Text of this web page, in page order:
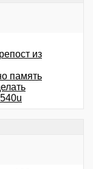
из
память